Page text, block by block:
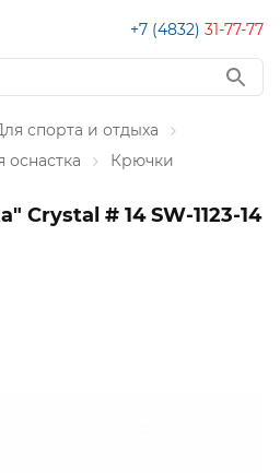
+7 (4832) 31-77-77
спорта и отдыха
оснастка Крючки
Crystal # 14 SW-1123-14